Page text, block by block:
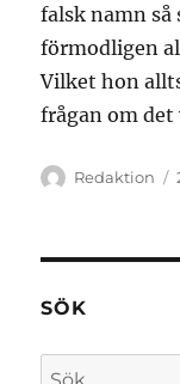
falsk namn så
förmodligen
Vilket hon
frågan om
Författare
Redaktion
SÖK
Sök